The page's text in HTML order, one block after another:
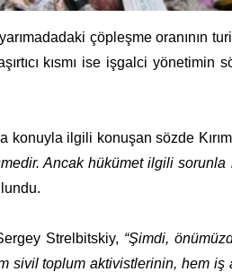
çöpleşme oranının
kısmı ise işgalci yönetimin
konuyla ilgili konuşan sözde
Ancak hükümet ilgili
Strelbitskiy, “Şimdi,
sivil toplum aktivistlerinin, hem iş